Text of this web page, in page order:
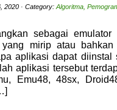
2020 · Category:Algoritma,
sebagai
mirip atau bahkan
aplikasi dapat diinstal
aplikasi tersebut
Emu48, 48sx,